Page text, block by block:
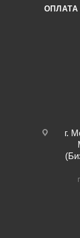
ОПЛАТА
г.